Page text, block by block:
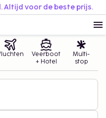
Altijd voor de beste prijs.
Veerboot
+ Hotel
Multi-
stop